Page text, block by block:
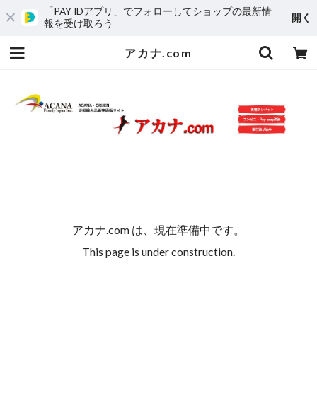
「PAY IDアプリ」でフォローしてショップの最新情
報を受け取ろう
開く
アカナ.com
アカナ.com は、現在準備中です。
This page is under construction.